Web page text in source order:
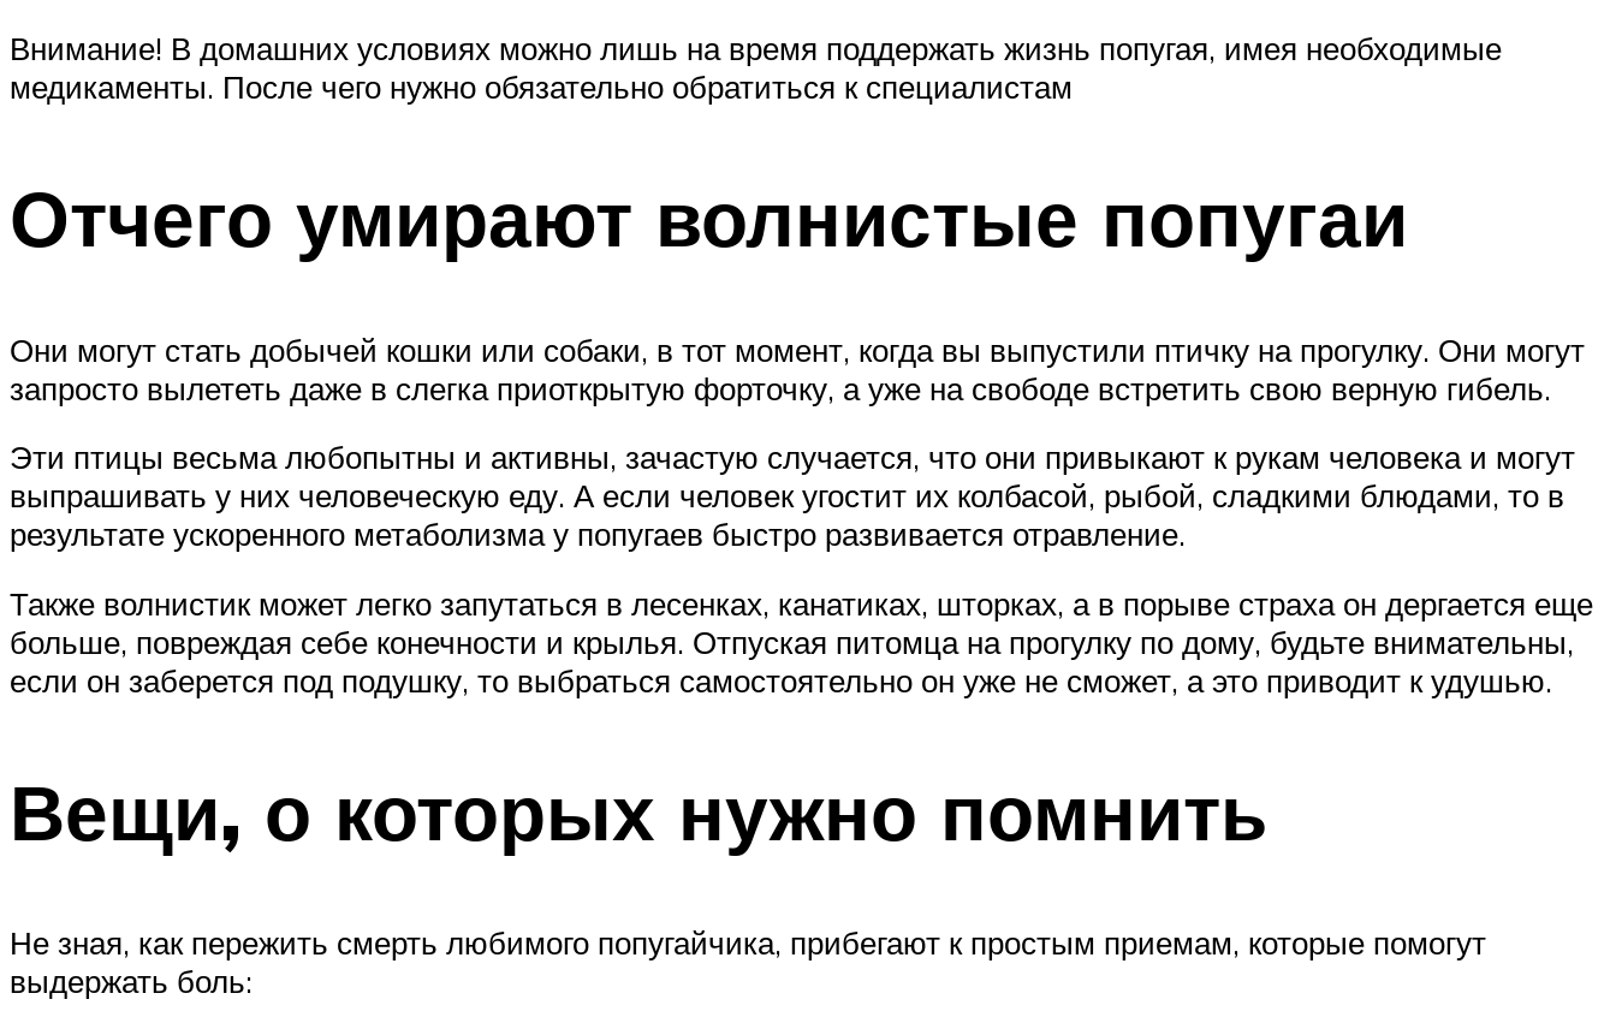
Внимание! В домашних условиях можно лишь на время поддержать жизнь попугая, имея необходимые
медикаменты. После чего нужно обязательно обратиться к специалистам
Отчего умирают волнистые попугаи
Они могут стать добычей кошки или собаки, в тот момент, когда вы выпустили птичку на прогулку. Они могут
запросто вылететь даже в слегка приоткрытую форточку, а уже на свободе встретить свою верную гибель.
Эти птицы весьма любопытны и активны, зачастую случается, что они привыкают к рукам человека и могут
выпрашивать у них человеческую еду. А если человек угостит их колбасой, рыбой, сладкими блюдами, то в
результате ускоренного метаболизма у попугаев быстро развивается отравление.
Также волнистик может легко запутаться в лесенках, канатиках, шторках, а в порыве страха он дергается еще
больше, повреждая себе конечности и крылья. Отпуская питомца на прогулку по дому, будьте внимательны,
если он заберется под подушку, то выбраться самостоятельно он уже не сможет, а это приводит к удушью.
Вещи, о которых нужно помнить
Не зная, как пережить смерть любимого попугайчика, прибегают к простым приемам, которые помогут
выдержать боль: